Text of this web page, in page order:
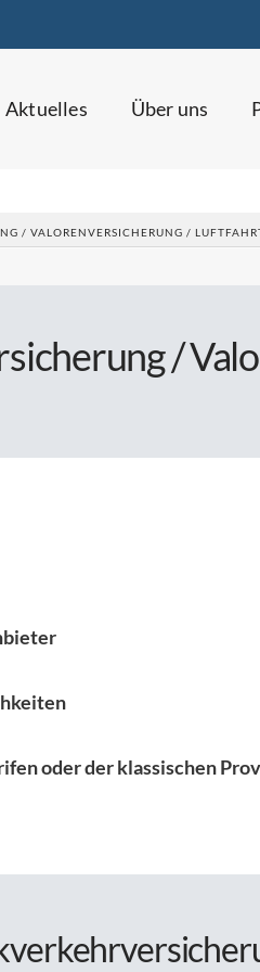
Aktuelles Über uns
/ VALORENVERSICHERUNG /
/
oder der klassischen